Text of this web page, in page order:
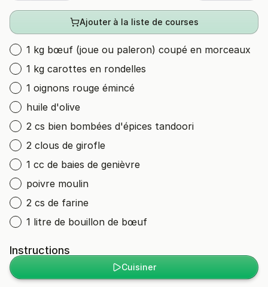
Ajouter à la liste de courses
1 kg bœuf (joue ou paleron) coupé en morceaux
1 kg carottes en rondelles
1 oignons rouge émincé
huile d'olive
2 cs bien bombées d'épices tandoori
2 clous de girofle
1 cc de baies de genièvre
poivre moulin
2 cs de farine
1 litre de bouillon de bœuf
Instructions
Cuisiner